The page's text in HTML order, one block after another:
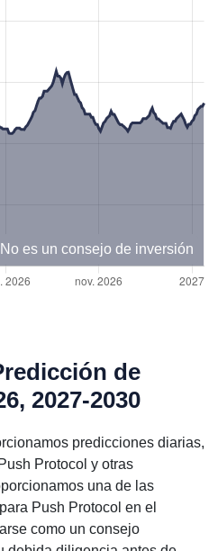
No es un consejo de inversión
de
2027-2030
predicciones diarias,
Protocol y otras
una de las
Push Protocol en el
como un consejo